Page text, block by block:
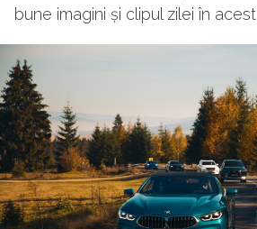
bune imagini și clipul zilei în